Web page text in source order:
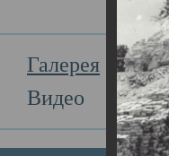
Галерея
Видео